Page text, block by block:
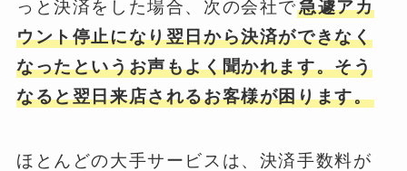
っと決済をした場合、次の会社で急遽アカ
ウント停止になり翌日から決済ができなく
なったというお声もよく聞かれます。そう
なると翌日来店されるお客様が困ります。
ほとんどの大手サービスは、決済手数料が